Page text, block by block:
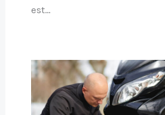
est…